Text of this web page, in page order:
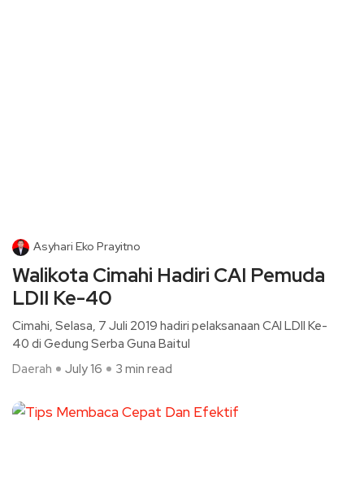
Asyhari Eko Prayitno
Walikota Cimahi Hadiri CAI Pemuda
LDII Ke-40
Cimahi, Selasa, 7 Juli 2019 hadiri pelaksanaan CAI LDII Ke-
40 di Gedung Serba Guna Baitul
Daerah
July 16 3 min read